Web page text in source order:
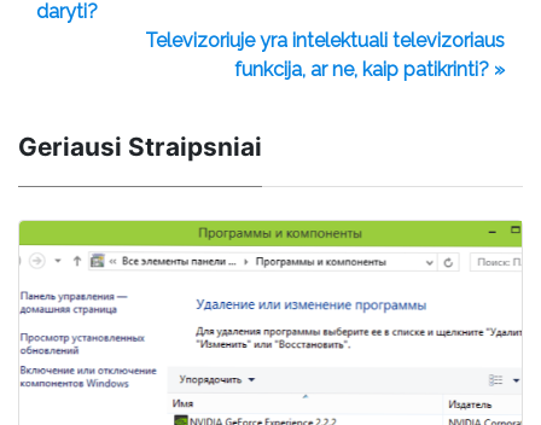
daryti?
Televizoriuje yra intelektuali televizoriaus
funkcija, ar ne, kaip patikrinti? »
Geriausi Straipsniai